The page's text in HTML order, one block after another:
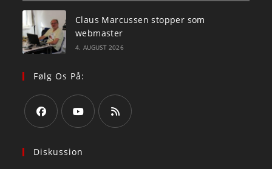
Claus Marcussen stopper som
webmaster
4. AUGUST 2026
Følg Os På:
in
in
Diskussion